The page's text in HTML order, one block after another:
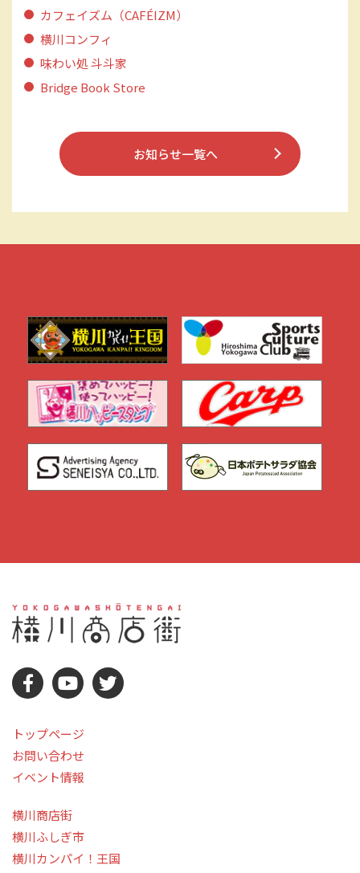
カフェイズム（CAFÉIZM）
横川コンフィ
味わい処 斗斗家
Bridge Book Store
お知らせ一覧へ
トップページ
お問い合わせ
イベント情報
横川商店街
横川ふしぎ市
横川カンパイ！王国